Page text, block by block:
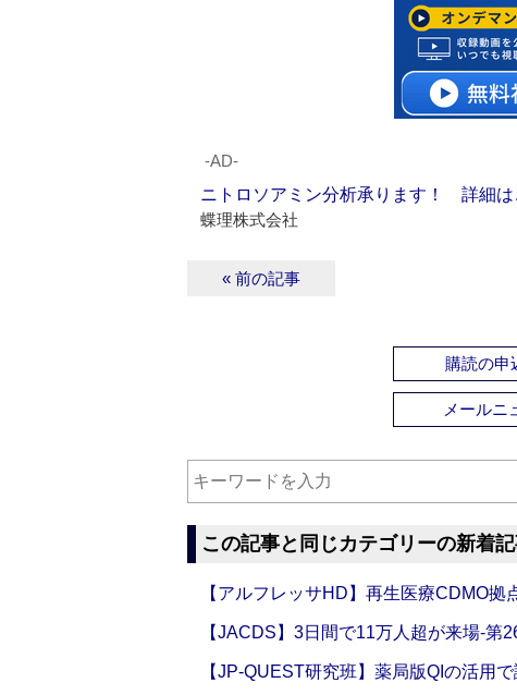
‐AD‐
ニトロソアミン分析承ります！ 詳細は
蝶理株式会社
« 前の記事
購読の申
メールニ
この記事と同じカテゴリーの新着
【アルフレッサHD】再生医療CDMO拠
【JACDS】3日間で11万人超が来場‐第
【JP-QUEST研究班】薬局版QIの活用